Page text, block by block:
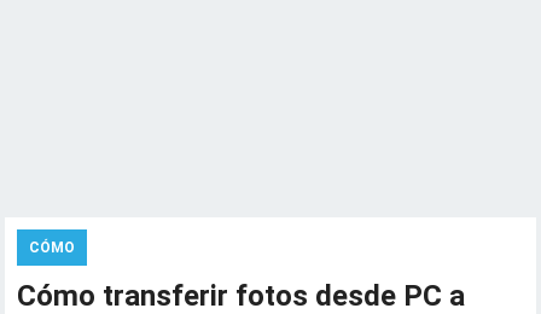
CÓMO
Cómo transferir fotos desde PC a